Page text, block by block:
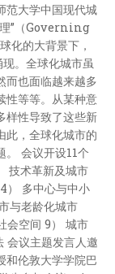
范大学中国现代城
理”（Governing
的大背景下，
。全球化城市虽
而也面临越来越多
性等等。从某种意
样性导致了这些新
此，全球化城市的
。 会议开设11个
技术革新及城市
） 多中心与中小
与老龄化城市
会空间 9） 城市
会议主题发言人邀
伦敦大学学院巴